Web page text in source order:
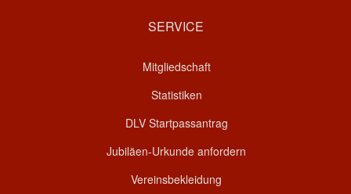
SERVICE
Mitgliedschaft
Statistiken
DLV Startpassantrag
Jubiläen-Urkunde anfordern
Vereinsbekleidung